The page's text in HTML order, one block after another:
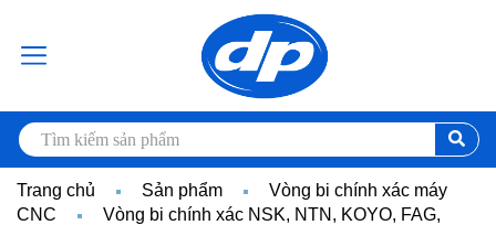
Trang chủ Sản phẩm
Vòng bi chính xác máy
CNC
Vòng bi chính xác NSK, NTN, KOYO, FAG,